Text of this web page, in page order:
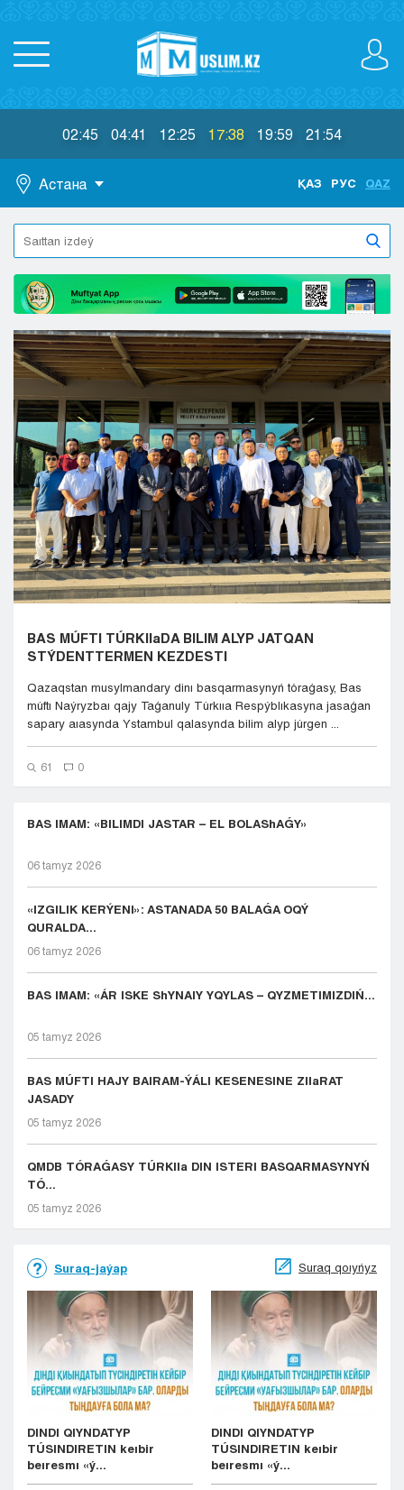
02:45 04:41 12:25 17:38 19:59 21:54
Астана
Astana
Almaty
Aktobe
Atyraý
Jezkazgan
Karaganda
Kokshetaý
Kostanaı
Kyzylorda
Pavlodar
Petropavlovsk
Semeı
Taldykorgan
Taraz
Týrkestan
Ýralsk
Ýst-Kamenogorsk
ҚАЗ РУС QAZ
BAS MÚFTI TÚRKIIaDA BILIM ALYP JATQAN
STÝDENTTERMEN KEZDESTI
Qazaqstan musylmandary dinı basqarmasynyń tóraǵasy, Bas
múftı Naýryzbaı qajy Taǵanuly Túrkııa Respýblıkasyna jasaǵan
sapary aıasynda Ystambul qalasynda bilim alyp júrgen ...
61 0
BAS IMAM: «BILIMDI JASTAR – EL BOLAShAǴY»
06 tamyz 2026
«IZGILIK KERÝENI»: ASTANADA 50 BALAǴA OQÝ
QURALDA...
06 tamyz 2026
BAS IMAM: «ÁR ISKE ShYNAIY YQYLAS – QYZMETIMIZDIŃ...
05 tamyz 2026
BAS MÚFTI HAJY BAIRAM-ÝÁLI KESENESINE ZIIaRAT
JASADY
05 tamyz 2026
QMDB TÓRAǴASY TÚRKIIa DIN ISTERI BASQARMASYNYŃ
TÓ...
05 tamyz 2026
Suraq-jaýap Suraq qoıyńyz
DINDI QIYNDATYP
TÚSINDIRETIN keıbir
beıresmı «ý...
DINDI QIYNDATYP
TÚSINDIRETIN keıbir
beıresmı «ý...